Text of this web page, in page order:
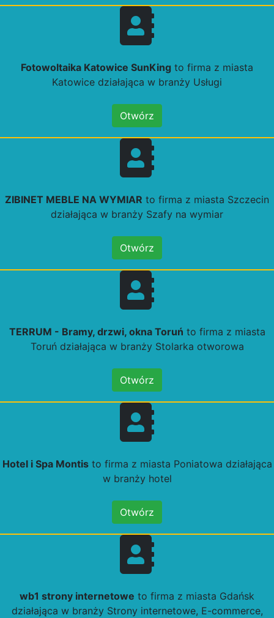
Fotowoltaika Katowice SunKing to firma z miasta
Katowice działająca w branży Usługi
Otwórz
ZIBINET MEBLE NA WYMIAR to firma z miasta Szczecin
działająca w branży Szafy na wymiar
Otwórz
TERRUM - Bramy, drzwi, okna Toruń to firma z miasta
Toruń działająca w branży Stolarka otworowa
Otwórz
Hotel i Spa Montisto firma z miasta Poniatowa działająca
w branży hotel
Otwórz
wb1 strony internetowe to firma z miasta Gdańsk
działająca w branży Strony internetowe, E-commerce,